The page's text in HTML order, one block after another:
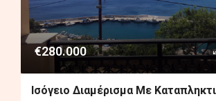
€280.000
Ισόγειο Διαμέρισμα Με